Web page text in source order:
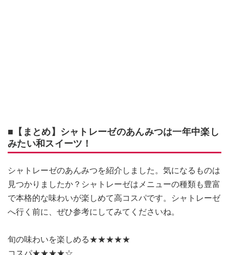
■【まとめ】シャトレーゼのあんみつは一年中楽し
みたい和スイーツ！
シャトレーゼのあんみつを紹介しました。気になるものは
見つかりましたか？シャトレーゼはメニューの種類も豊富
で本格的な味わいが楽しめて高コスパです。シャトレーゼ
へ行く前に、ぜひ参考にしてみてくださいね。
旬の味わいを楽しめる★★★★★